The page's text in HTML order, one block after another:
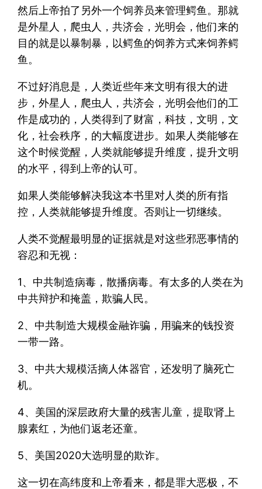
然后上帝拍了另外一个饲养员来管理鳄鱼。那就
是外星人，爬虫人，共济会，光明会，他们来的
目的就是以暴制暴，以鳄鱼的饲养方式来饲养鳄
鱼。
不过好消息是，人类近些年来文明有很大的进
步，外星人，爬虫人，共济会，光明会他们的工
作是成功的，人类得到了财富，科技，文明，文
化，社会秩序，的大幅度进步。如果人类能够在
这个时候觉醒，人类就能够提升维度，提升文明
的水平，得到上帝的认可。
如果人类能够解决我这本书里对人类的所有指
控，人类就能够提升维度。否则让一切继续。
人类不觉醒最明显的证据就是对这些邪恶事情的
容忍和无视：
1、中共制造病毒，散播病毒。有太多的人类在为
中共辩护和掩盖，欺骗人民。
2、中共制造大规模金融诈骗，用骗来的钱投资
一带一路。
3、中共大规模活摘人体器官，还发明了脑死亡
机。
4、美国的深层政府大量的残害儿童，提取肾上
腺素红，为他们返老还童。
5、美国2020大选明显的欺诈。
这一切在高纬度和上帝看来，都是罪大恶极，不